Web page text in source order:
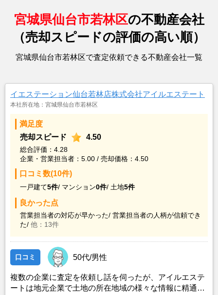
宮城県仙台市若林区の不動産会社
（売却スピードの評価の高い順）
宮城県仙台市若林区で査定依頼できる不動産会社一覧
イエステーション仙台若林店株式会社アイルエステート
本社所在地：宮城県仙台市若林区
満足度
売却スピード
4.50
総合評価：4.28
企業・営業担当者：5.00 / 売却価格：4.50
口コミ数(10件)
一戸建て5件/ マンション0件/ 土地5件
良かった点
営業担当者の対応が早かった/ 営業担当者の人柄が信頼でき
た/ 他：13件
口コミ 50代/男性
複数の企業に査定を依頼し話を伺ったが、アイルエステ
ートは地元企業で土地の所在地域の様々な情報に精通し